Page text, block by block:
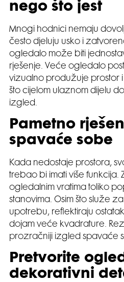
nego što jest
Mnogi hodnici nemaju
često djeluju usko i
ogledalo može biti
rješenje. Veće ogledalo
vizualno produžuje prostor i
što cijelom ulaznom dijelu
izgled.
Pametno
spavaće sobe
Kada nedostaje prostora,
trebao bi imati više funkcija.
ogledalnim vratima toliko
stanovima. Osim što služe
upotrebu, reflektiraju
dojam veće kvadrature.
prozračniji izgled spavaće
Pretvorite
dekorativni